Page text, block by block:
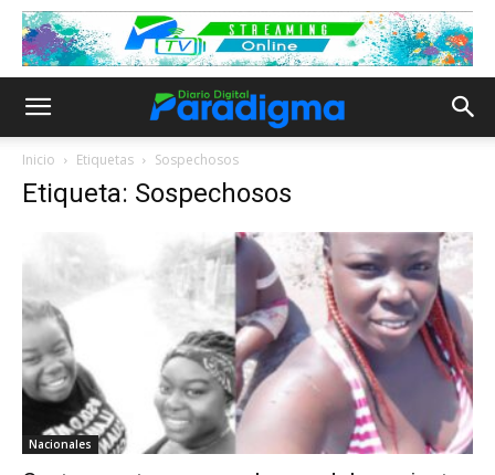
Inicio Etiquetas Sospechosos
Etiqueta: Sospechosos
Nacionales